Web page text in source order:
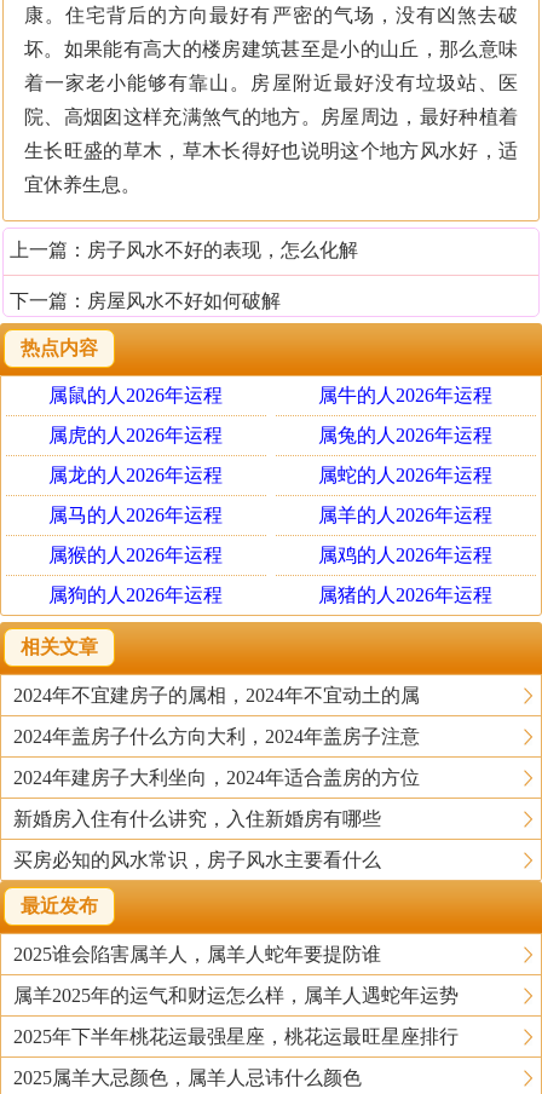
康。住宅背后的方向最好有严密的气场，没有凶煞去破
坏。如果能有高大的楼房建筑甚至是小的山丘，那么意味
着一家老小能够有靠山。房屋附近最好没有垃圾站、医
院、高烟囱这样充满煞气的地方。房屋周边，最好种植着
生长旺盛的草木，草木长得好也说明这个地方风水好，适
宜休养生息。
上一篇： 房子风水不好的表现，怎么化解
下一篇： 房屋风水不好如何破解
热点内容
属鼠的人2026年运程
属牛的人2026年运程
属虎的人2026年运程
属兔的人2026年运程
属龙的人2026年运程
属蛇的人2026年运程
属马的人2026年运程
属羊的人2026年运程
属猴的人2026年运程
属鸡的人2026年运程
属狗的人2026年运程
属猪的人2026年运程
相关文章
2024年不宜建房子的属相，2024年不宜动土的属
2024年盖房子什么方向大利，2024年盖房子注意
2024年建房子大利坐向，2024年适合盖房的方位
新婚房入住有什么讲究，入住新婚房有哪些
买房必知的风水常识，房子风水主要看什么
最近发布
2025谁会陷害属羊人，属羊人蛇年要提防谁
属羊2025年的运气和财运怎么样，属羊人遇蛇年运势
2025年下半年桃花运最强星座，桃花运最旺星座排行
2025属羊大忌颜色，属羊人忌讳什么颜色